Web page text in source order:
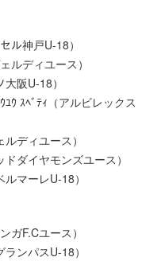
神戸U-18）
ディユース）
阪U-18）
ｽﾍﾞﾃｨ（アルビレックス
ディユース）
イヤモンズユース）
マーレU-18）
F.Cユース）
ンパスU-18）